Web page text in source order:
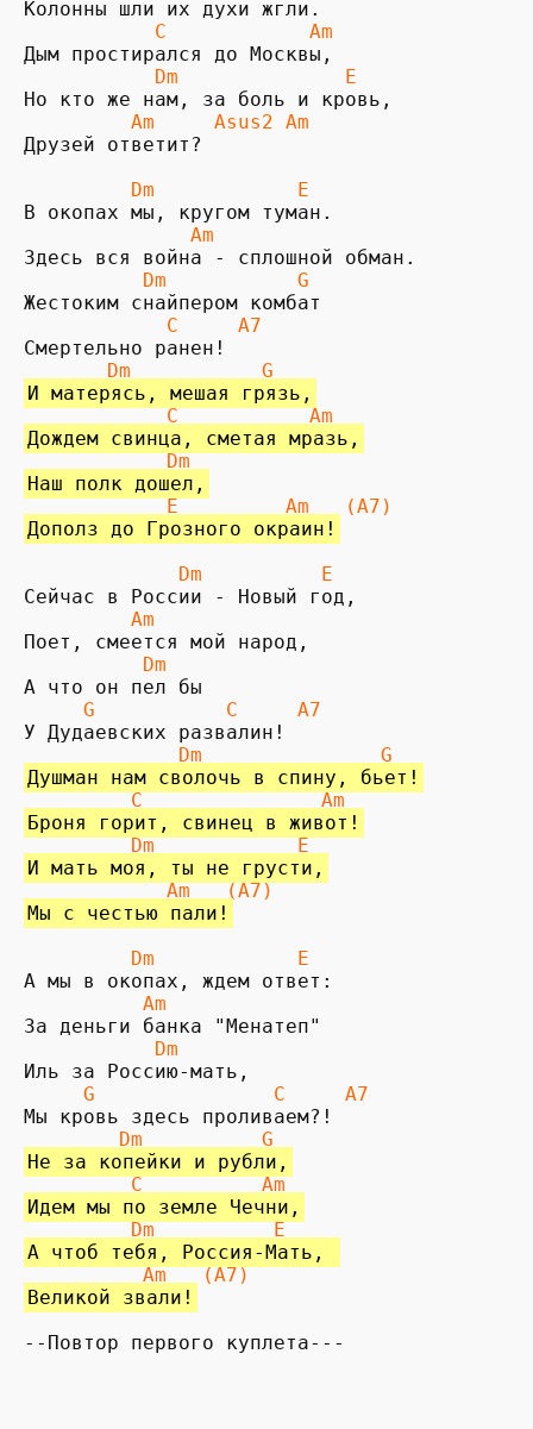
           C            Am
           Dm              E
         Am     Asus2 Am
Друзей ответит?
         Dm            E
              Am
          Dm           G
            C     A7
       Dm           G
И матерясь, мешая грязь,
            C           Am
Дождем свинца, сметая мразь,
            Dm
Наш полк дошел,
E
Am
(A7)
Дополз до Грозного окраин!
             Dm          E
         Am
          Dm
     G           C     A7
             Dm               G
Душман нам сволочь в спину, бьет!
         C               Am
Броня горит, свинец в живот!
         Dm
E
И мать моя, ты не грусти,
        Am   (A7)
Мы с честью пали!
         Dm            E
          Am
           Dm
     G               C     A7
        Dm          G
Не за копейки и рубли,
         C          Am
Идем мы по земле Чечни,
         Dm          E
А чтоб тебя, Россия-Мать,
Am   (A7)
Великой звали!
--Повтор первого куплета---